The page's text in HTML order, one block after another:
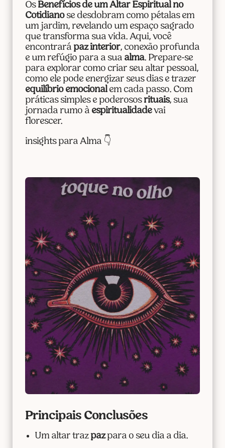
Os Benefícios de um Altar Espiritual no
Cotidianose desdobram como pétalas em
um jardim, revelando um espaço sagrado
que transforma sua vida. Aqui, você
encontrará paz interior, conexão profunda
e um refúgio para a sua alma. Prepare-se
para explorar como criar seu altar pessoal,
como ele pode energizar seus dias e trazer
equilíbrio emocionalem cada passo. Com
práticas simples e poderosos rituais, sua
jornada rumo à espiritualidadevai
florescer.
insights para Alma 👇
Principais Conclusões
Um altar traz pazpara o seu dia a dia.